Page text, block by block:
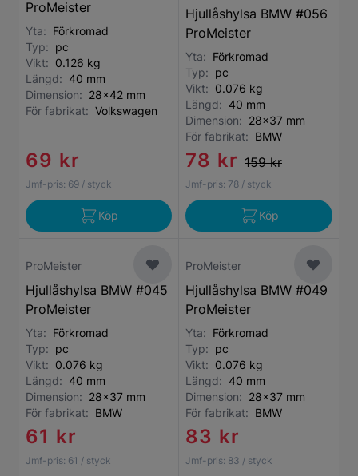
ProMeister
Yta: Förkromad
Typ: pc
Vikt: 0.126 kg
Längd: 40 mm
Dimension: 28x42 mm
För fabrikat: Volkswagen
69 kr
Jmf-pris: 69 / styck
Köp
Hjullåshylsa BMW #056
ProMeister
Yta: Förkromad
Typ: pc
Vikt: 0.076 kg
Längd: 40 mm
Dimension: 28x37 mm
För fabrikat: BMW
78 kr 159 kr
Jmf-pris: 78 / styck
Köp
ProMeister
Hjullåshylsa BMW #045
ProMeister
Yta: Förkromad
Typ: pc
Vikt: 0.076 kg
Längd: 40 mm
Dimension: 28x37 mm
För fabrikat: BMW
61 kr
Jmf-pris: 61 / styck
ProMeister
Hjullåshylsa BMW #049
ProMeister
Yta: Förkromad
Typ: pc
Vikt: 0.076 kg
Längd: 40 mm
Dimension: 28x37 mm
För fabrikat: BMW
83 kr
Jmf-pris: 83 / styck